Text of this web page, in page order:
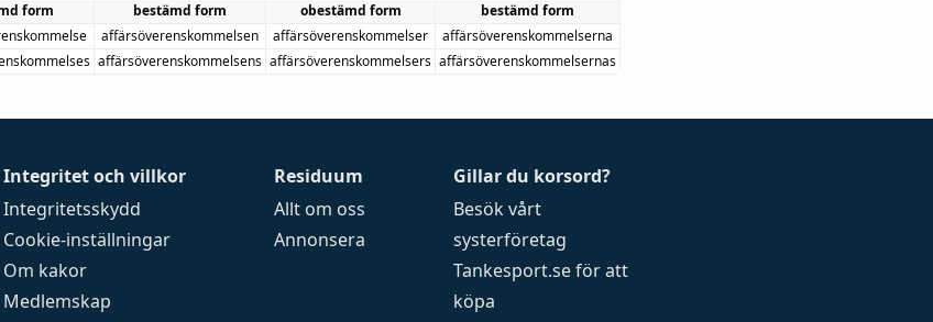
form bestämd form obestämd form
bestämd form
affärsöverenskommelsen affärsöverenskommelser
affärsöverenskommelserna
affärsöverenskommelsens affärsöverenskommelsers affärsöverenskommelsernas
Integritet och villkor
Integritetsskydd
Cookie-inställningar
Om kakor
Medlemskap
Residuum
Allt om oss
Annonsera
Gillar du korsord?
Besök vårt
systerföretag
Tankesport.seför att
köpa